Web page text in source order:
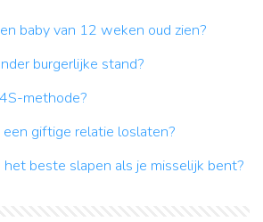
baby van 12 weken oud zien?
burgerlijke stand?
methode?
een giftige relatie loslaten?
het beste slapen als je misselijk bent?